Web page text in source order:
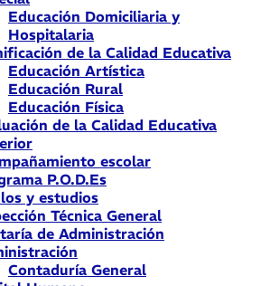
Educación Domiciliaria y
Hospitalaria
de la Calidad Educativa
Educación Artística
Educación Rural
Educación Física
de la Calidad Educativa
escolar
P.O.D.Es
y estudios
Técnica General
de Administración
Contaduría General